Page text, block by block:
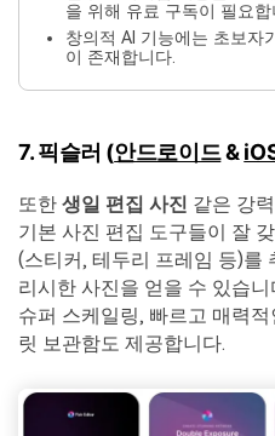
을 위해 유료 구독이 필요합
창의적 AI 기능에는 초보자
이 존재합니다.
7. 픽슬러 (안드로이드&
또한 생일 편집 사진 같은 강
기본 사진 편집 도구들이 잘
(스티커, 테두리 프레임 등)를
리시한 사진을 얻을 수 있습
슈퍼 스케일링, 빠르고 매력
릿 보관함도 제공합니다.